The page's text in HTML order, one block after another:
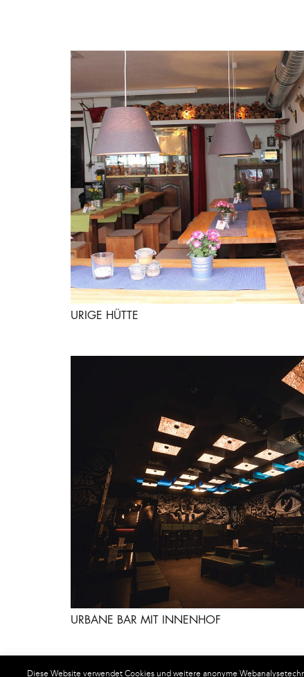
URIGE HÜTTE
URBANE BAR MIT INNENHOF
Diese Website verwendet Cookies und weitere anonyme